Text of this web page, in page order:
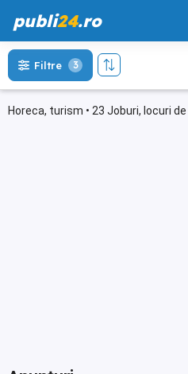
publi24.ro
Horeca, turism • 23 Joburi, locuri
Filtre 3